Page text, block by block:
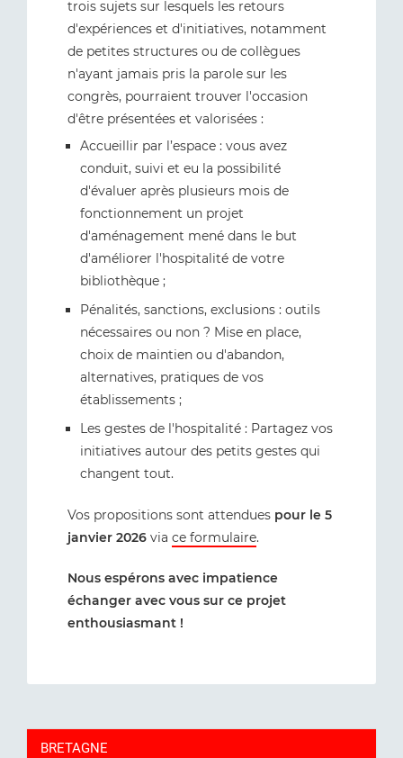
trois sujets sur lesquels les retours
d'expériences et d'initiatives, notamment
de petites structures ou de collègues
n'ayant jamais pris la parole sur les
congrès, pourraient trouver l'occasion
d'être présentées et valorisées :
Accueillir par l’espace : vous avez
conduit, suivi et eu la possibilité
d'évaluer après plusieurs mois de
fonctionnement un projet
d'aménagement mené dans le but
d'améliorer l'hospitalité de votre
bibliothèque ;
Pénalités, sanctions, exclusions : outils
nécessaires ou non ? Mise en place,
choix de maintien ou d'abandon,
alternatives, pratiques de vos
établissements ;
Les gestes de l'hospitalité : Partagez vos
initiatives autour des petits gestes qui
changent tout.
Vos propositions sont attendues pour le 5
janvier 2026 via ce formulaire.
Nous espérons avec impatience
échanger avec vous sur ce projet
enthousiasmant !
BRETAGNE